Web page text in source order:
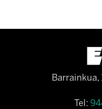
Barrainkua,
Tel: